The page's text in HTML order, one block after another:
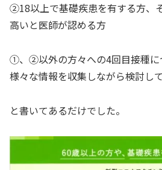
②18以上で基礎疾患を有する方、
高いと医師が認める方
①、②以外の方々への4回目接種に
様々な情報を収集しながら検討して
と書いてあるだけでした。